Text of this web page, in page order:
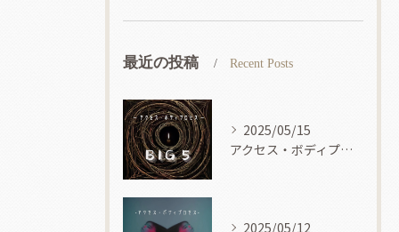
最近の投稿 Recent Posts
2025/05/15
アクセス・ボディプロセス
2025/05/12